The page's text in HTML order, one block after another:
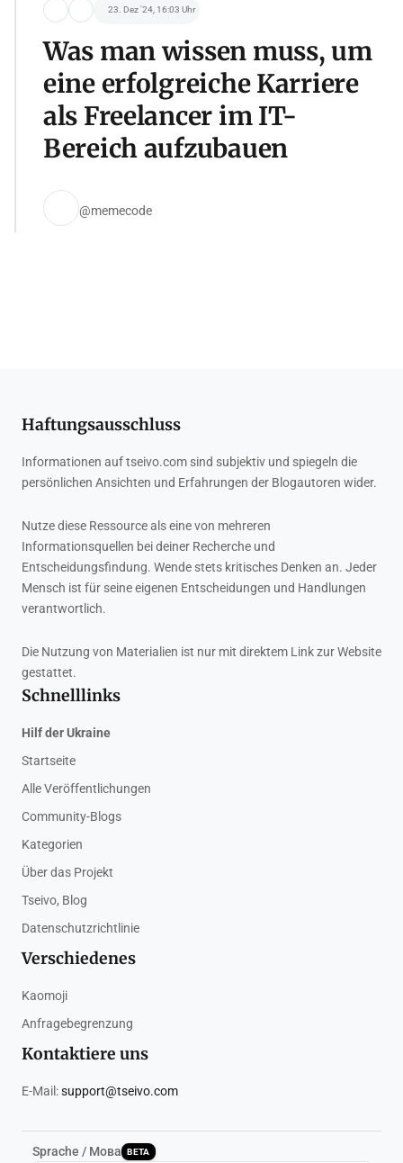
23. Dez '24, 16:03 Uhr
Was man wissen muss, um
eine erfolgreiche Karriere
als Freelancer im IT-
Bereich aufzubauen
@memecode
Haftungsausschluss
Informationen auf tseivo.com sind subjektiv und spiegeln die
persönlichen Ansichten und Erfahrungen der Blogautoren wider.
Nutze diese Ressource als eine von mehreren
Informationsquellen bei deiner Recherche und
Entscheidungsfindung. Wende stets kritisches Denken an. Jeder
Mensch ist für seine eigenen Entscheidungen und Handlungen
verantwortlich.
Die Nutzung von Materialien ist nur mit direktem Link zur Website
gestattet.
Schnelllinks
Hilf der Ukraine
Startseite
Alle Veröffentlichungen
Community-Blogs
Kategorien
Über das Projekt
Tseivo, Blog
Datenschutzrichtlinie
Verschiedenes
Kaomoji
Anfragebegrenzung
Kontaktiere uns
E-Mail:support@tseivo.com
Sprache / Мова BETA